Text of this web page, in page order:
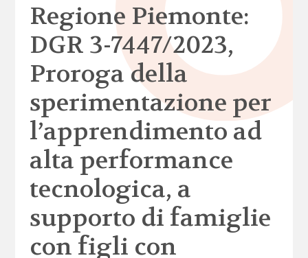
Regione Piemonte:
DGR 3-7447/2023,
Proroga della
sperimentazione per
l’apprendimento ad
alta performance
tecnologica, a
supporto di famiglie
con figli con